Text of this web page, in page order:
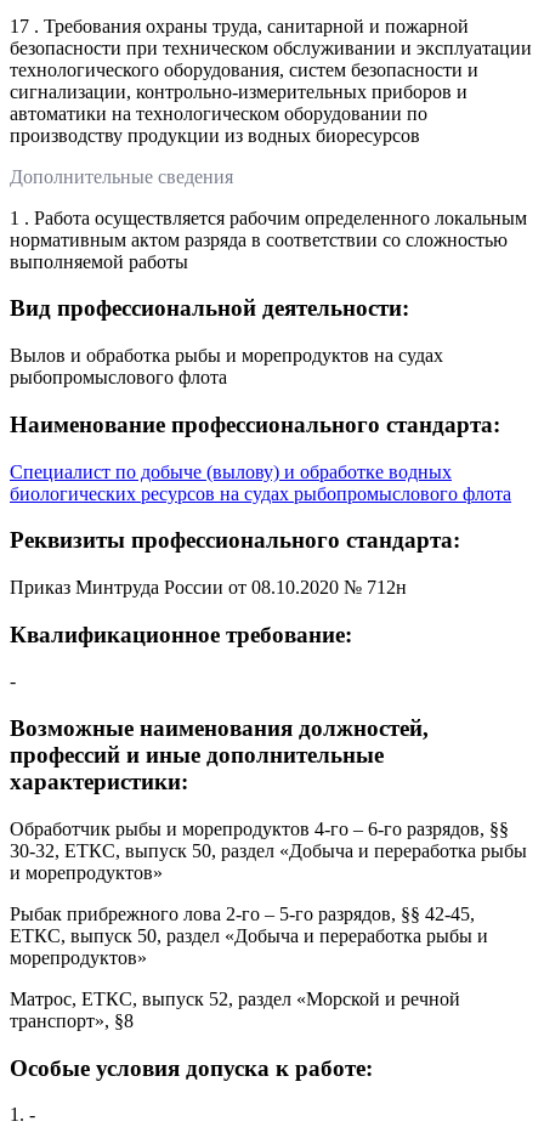
17 . Требования охраны труда, санитарной и пожарной
безопасности при техническом обслуживании и эксплуатации
технологического оборудования, систем безопасности и
сигнализации, контрольно-измерительных приборов и
автоматики на технологическом оборудовании по
производству продукции из водных биоресурсов
Дополнительные сведения
1 . Работа осуществляется рабочим определенного локальным
нормативным актом разряда в соответствии со сложностью
выполняемой работы
Вид профессиональной деятельности:
Вылов и обработка рыбы и морепродуктов на судах
рыбопромыслового флота
Наименование профессионального стандарта:
Специалист по добыче (вылову) и обработке водных
биологических ресурсов на судах рыбопромыслового флота
Реквизиты профессионального стандарта:
Приказ Минтруда России от 08.10.2020 № 712н
Квалификационное требование:
-
Возможные наименования должностей,
профессий и иные дополнительные
характеристики:
Обработчик рыбы и морепродуктов 4-го – 6-го разрядов, §§
30-32, ЕТКС, выпуск 50, раздел «Добыча и переработка рыбы
и морепродуктов»
Рыбак прибрежного лова 2-го – 5-го разрядов, §§ 42-45,
ЕТКС, выпуск 50, раздел «Добыча и переработка рыбы и
морепродуктов»
Матрос, ЕТКС, выпуск 52, раздел «Морской и речной
транспорт», §8
Особые условия допуска к работе:
1. -